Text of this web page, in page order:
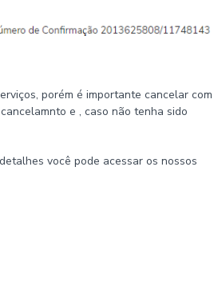
porém é importante cancelar com
e , caso não tenha sido
você pode acessar os nossos